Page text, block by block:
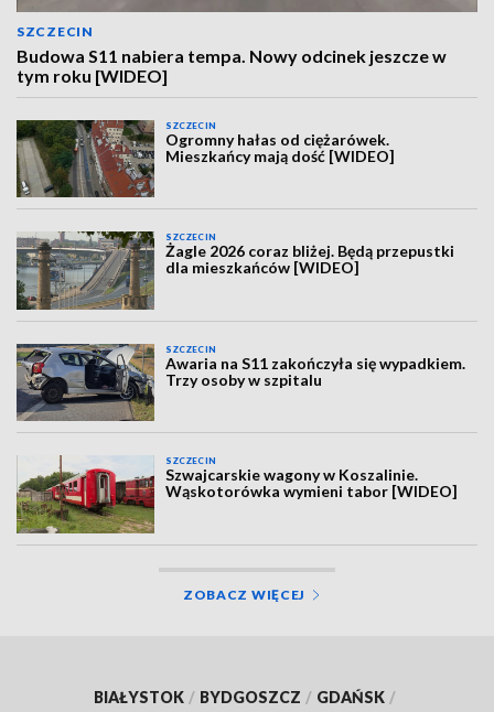
SZCZECIN
Budowa S11 nabiera tempa. Nowy odcinek jeszcze w
tym roku [WIDEO]
SZCZECIN
Ogromny hałas od ciężarówek.
Mieszkańcy mają dość [WIDEO]
SZCZECIN
Żagle 2026 coraz bliżej. Będą przepustki
dla mieszkańców [WIDEO]
SZCZECIN
Awaria na S11 zakończyła się wypadkiem.
Trzy osoby w szpitalu
SZCZECIN
Szwajcarskie wagony w Koszalinie.
Wąskotorówka wymieni tabor [WIDEO]
ZOBACZ WIĘCEJ
BIAŁYSTOK / BYDGOSZCZ / GDAŃSK /